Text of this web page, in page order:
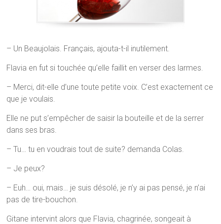
– Un Beaujolais. Français, ajouta-t-il inutilement.
Flavia en fut si touchée qu’elle faillit en verser des larmes.
– Merci, dit-elle d’une toute petite voix. C’est exactement ce
que je voulais.
Elle ne put s’empêcher de saisir la bouteille et de la serrer
dans ses bras.
– Tu… tu en voudrais tout de suite? demanda Colas.
– Je peux?
– Euh… oui, mais… je suis désolé, je n’y ai pas pensé, je n’ai
pas de tire-bouchon.
Gitane intervint alors que Flavia, chagrinée, songeait à